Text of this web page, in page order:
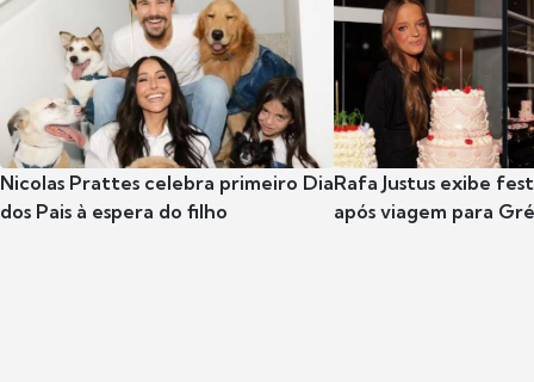
Nicolas Prattes celebra primeiro Dia
dos Pais à espera do filho
Rafa Justus exibe
após viagem para